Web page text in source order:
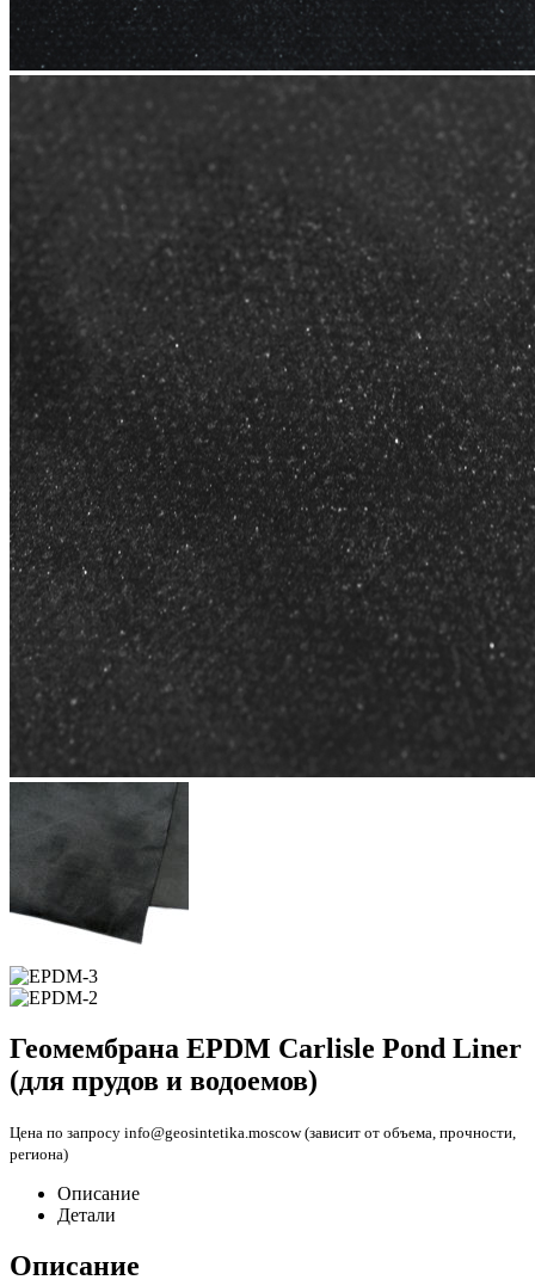
Геомембрана EPDM Carlisle Pond Liner
(для прудов и водоемов)
Цена по запросу info@geosintetika.moscow (зависит от объема, прочности,
региона)
Описание
Детали
Описание